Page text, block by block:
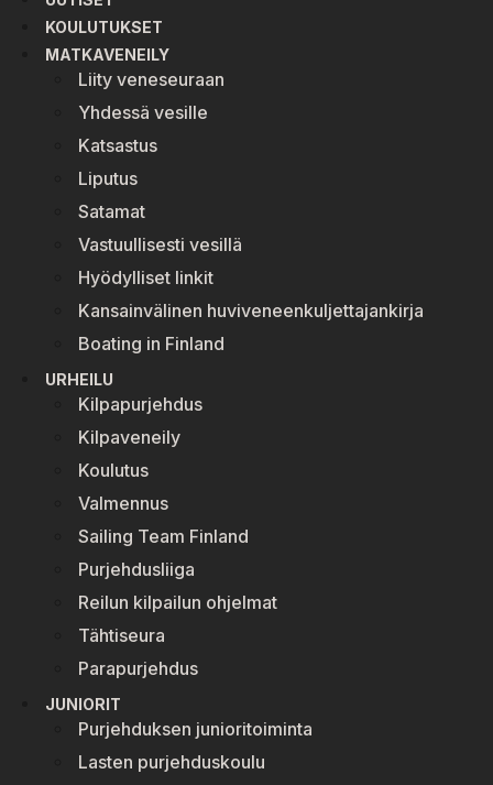
KOULUTUKSET
MATKAVENEILY
Liity veneseuraan
Yhdessä vesille
Katsastus
Liputus
Satamat
Vastuullisesti vesillä
Hyödylliset linkit
Kansainvälinen huviveneenkuljettajankirja
Boating in Finland
URHEILU
Kilpapurjehdus
Kilpaveneily
Koulutus
Valmennus
Sailing Team Finland
Purjehdusliiga
Reilun kilpailun ohjelmat
Tähtiseura
Parapurjehdus
JUNIORIT
Purjehduksen junioritoiminta
Lasten purjehduskoulu